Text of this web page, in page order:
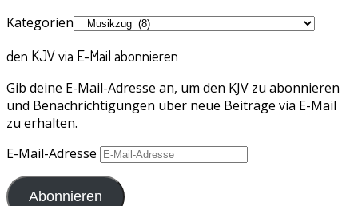
Kategorien
den KJV via E-Mail abonnieren
Gib deine E-Mail-Adresse an, um den KJV zu abonnieren
und Benachrichtigungen über neue Beiträge via E-Mail
zu erhalten.
E-Mail-Adresse
Abonnieren